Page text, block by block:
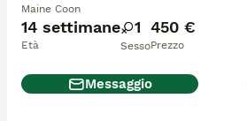
14 settimane
Età
1
Sesso
450 €
Prezzo
Maine Coon
Messaggio